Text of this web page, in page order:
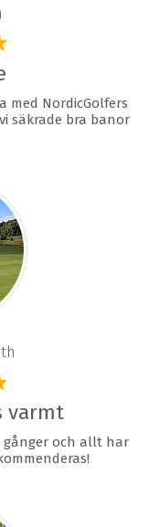
med NordicGolfers
säkrade bra banor
varmt
gånger och allt har